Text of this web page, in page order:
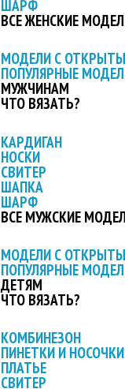
ШАРФ
ВСЕ ЖЕНСКИЕ
МОДЕЛИ С
ПОПУЛЯРНЫЕ
МУЖЧИНАМ
ЧТО ВЯЗАТЬ?
КАРДИГАН
НОСКИ
СВИТЕР
ШАПКА
ШАРФ
ВСЕ МУЖСКИЕ
МОДЕЛИ С
ПОПУЛЯРНЫЕ
ДЕТЯМ
ЧТО ВЯЗАТЬ?
КОМБИНЕЗОН
ПИНЕТКИ И НОСОЧКИ
ПЛАТЬЕ
СВИТЕР